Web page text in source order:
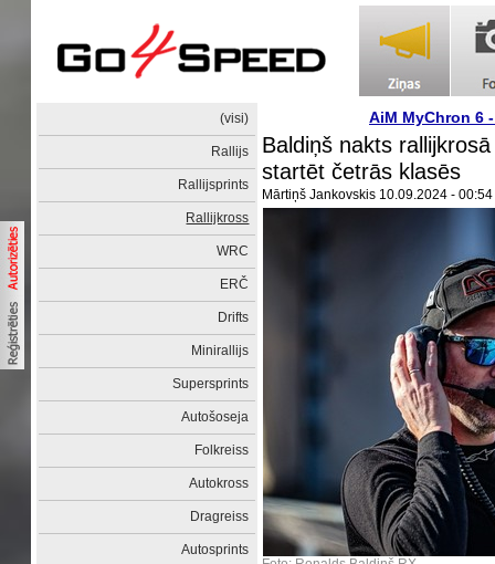
(visi)
Rallijs
Rallijsprints
Rallijkross
WRC
ERČ
Drifts
Minirallijs
Supersprints
Autošoseja
Folkreiss
Autokross
Dragreiss
Autosprints
AiM MyChron 6
Baldiņš nakts
startēt četrās klasēs
Mārtiņš Jankovskis 10.09.2024 - 00:54